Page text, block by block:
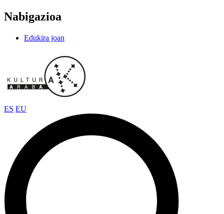
Nabigazioa
Edukira joan
ES EU